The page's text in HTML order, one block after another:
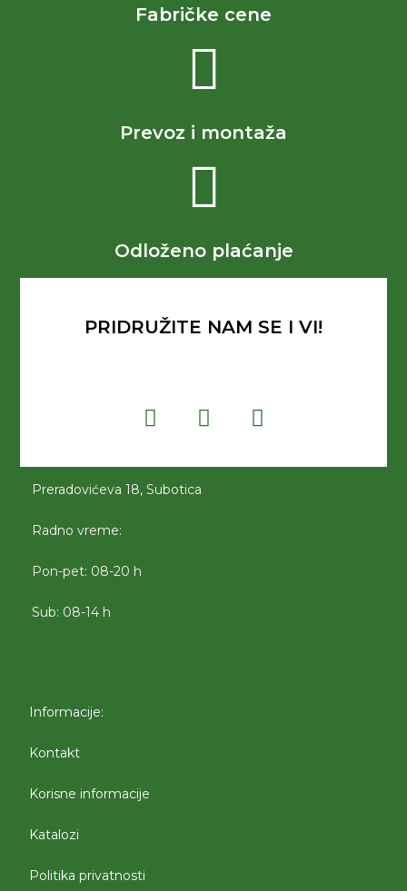
Fabričke cene
Prevoz i montaža
Odloženo plaćanje
PRIDRUŽITE NAM SE I VI!
Preradovićeva 18, Subotica
Radno vreme:
Pon-pet: 08-20 h
Sub: 08-14 h
Informacije:
Kontakt
Korisne informacije
Katalozi
Politika privatnosti